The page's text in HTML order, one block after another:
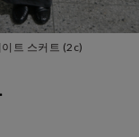
트 스커트 (2c)